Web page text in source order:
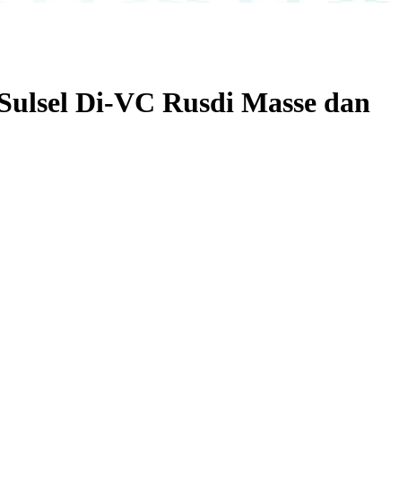
Di-VC Rusdi Masse dan